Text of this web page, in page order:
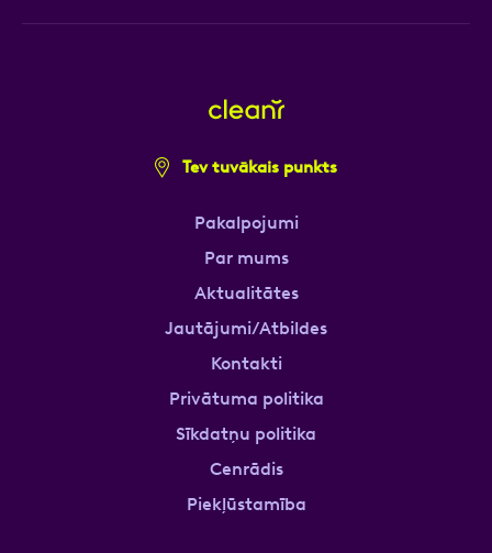
Tev tuvākais punkts
Pakalpojumi
Par mums
Aktualitātes
Jautājumi/Atbildes
Kontakti
Privātuma politika
Sīkdatņu politika
Cenrādis
Piekļūstamība